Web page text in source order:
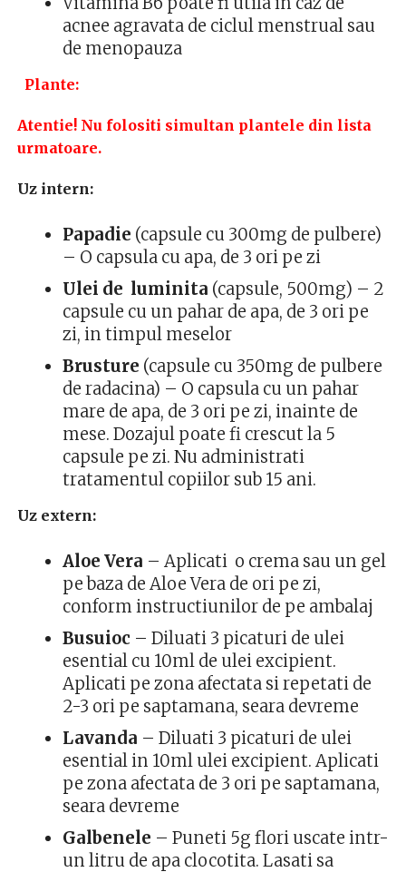
acnee agravata de ciclul menstrual sau
de menopauza
Plante:
Atentie! Nu folositi simultan plantele din lista
urmatoare.
Uz intern:
Papadie (capsule cu 300mg de pulbere)
– O capsula cu apa, de 3 ori pe zi
Ulei de luminita (capsule, 500mg) – 2
capsule cu un pahar de apa, de 3 ori pe
zi, in timpul meselor
Brusture (capsule cu 350mg de pulbere
de radacina) – O capsula cu un pahar
mare de apa, de 3 ori pe zi, inainte de
mese. Dozajul poate fi crescut la 5
capsule pe zi. Nu administrati
tratamentul copiilor sub 15 ani.
Uz extern:
Aloe Vera – Aplicati o crema sau un gel
pe baza de Aloe Vera de ori pe zi,
conform instructiunilor de pe ambalaj
Busuioc – Diluati 3 picaturi de ulei
esential cu 10ml de ulei excipient.
Aplicati pe zona afectata si repetati de
2-3 ori pe saptamana, seara devreme
Lavanda – Diluati 3 picaturi de ulei
esential in 10ml ulei excipient. Aplicati
pe zona afectata de 3 ori pe saptamana,
seara devreme
Galbenele – Puneti 5g flori uscate intr-
un litru de apa clocotita. Lasati sa